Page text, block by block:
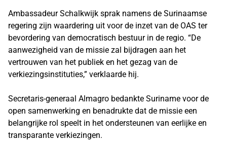
Ambassadeur Schalkwijk sprak namens de Surinaamse
regering zijn waardering uit voor de inzet van de OAS ter
bevordering van democratisch bestuur in de regio. “De
aanwezigheid van de missie zal bijdragen aan het
vertrouwen van het publiek en het gezag van de
verkiezingsinstituties,” verklaarde hij.
Secretaris-generaal Almagro bedankte Suriname voor de
open samenwerking en benadrukte dat de missie een
belangrijke rol speelt in het ondersteunen van eerlijke en
transparante verkiezingen.